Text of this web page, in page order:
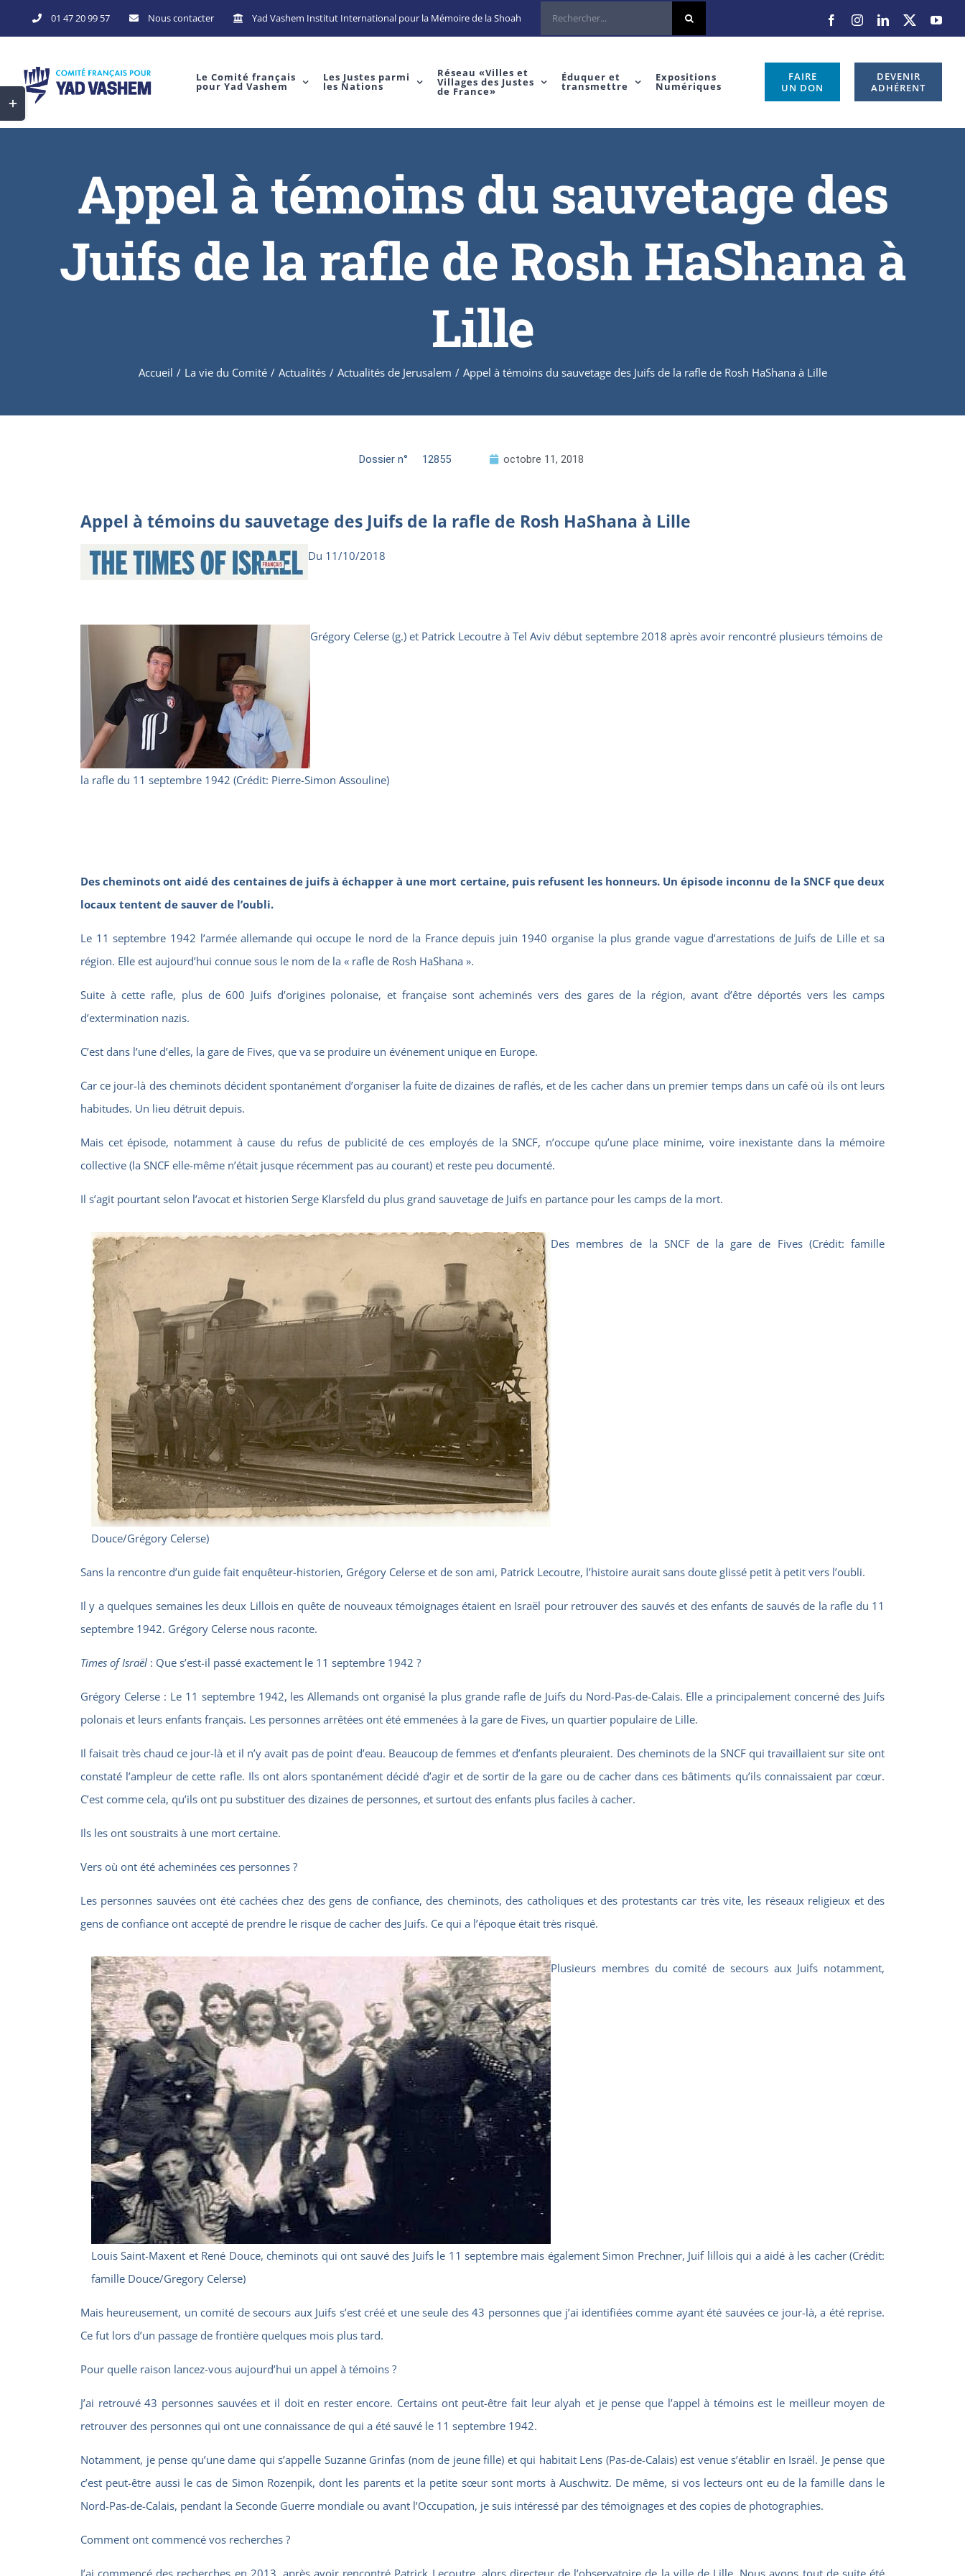
01 47 20 99 57 Nous contacter Yad Vashem Institut International pour la Mémoire de la Shoah
Le Comité français
pour Yad Vashem
Les Justes parmi
les Nations
Réseau «Villes et
Villages des Justes
de France»
Éduquer et
transmettre
Expositions
Numériques
FAIRE
UN DON
DEVENIR
ADHÉRENT
Appel à témoins du sauvetage des
Juifs de la rafle de Rosh HaShana à
Lille
Accueil / La vie du Comité / Actualités / Actualités de Jerusalem / Appel à témoins du sauvetage des Juifs de la rafle de Rosh HaShana à Lille
Dossier n° 12855 octobre 11, 2018
Appel à témoins du sauvetage des Juifs de la rafle de Rosh HaShana à Lille
Du 11/10/2018
Grégory Celerse (g.) et Patrick Lecoutre à Tel Aviv début septembre 2018 après avoir rencontré plusieurs témoins de
la rafle du 11 septembre 1942 (Crédit: Pierre-Simon Assouline)
Des cheminots ont aidé des centaines de juifs à échapper à une mort certaine, puis refusent les honneurs. Un épisode inconnu de la SNCF que deux
locaux tentent de sauver de l’oubli.
Le 11 septembre 1942 l’armée allemande qui occupe le nord de la France depuis juin 1940 organise la plus grande vague d’arrestations de Juifs de Lille et sa
région. Elle est aujourd’hui connue sous le nom de la « rafle de Rosh HaShana ».
Suite à cette rafle, plus de 600 Juifs d’origines polonaise, et française sont acheminés vers des gares de la région, avant d’être déportés vers les camps
d’extermination nazis.
C’est dans l’une d’elles, la gare de Fives, que va se produire un événement unique en Europe.
Car ce jour-là des cheminots décident spontanément d’organiser la fuite de dizaines de raflés, et de les cacher dans un premier temps dans un café où ils ont leurs
habitudes. Un lieu détruit depuis.
Mais cet épisode, notamment à cause du refus de publicité de ces employés de la SNCF, n’occupe qu’une place minime, voire inexistante dans la mémoire
collective (la SNCF elle-même n’était jusque récemment pas au courant) et reste peu documenté.
Il s’agit pourtant selon l’avocat et historien Serge Klarsfeld du plus grand sauvetage de Juifs en partance pour les camps de la mort.
Des membres de la SNCF de la gare de Fives (Crédit: famille
Douce/Grégory Celerse)
Sans la rencontre d’un guide fait enquêteur-historien, Grégory Celerse et de son ami, Patrick Lecoutre, l’histoire aurait sans doute glissé petit à petit vers l’oubli.
Il y a quelques semaines les deux Lillois en quête de nouveaux témoignages étaient en Israël pour retrouver des sauvés et des enfants de sauvés de la rafle du 11
septembre 1942. Grégory Celerse nous raconte.
Times of Israël : Que s’est-il passé exactement le 11 septembre 1942 ?
Grégory Celerse: Le 11 septembre 1942, les Allemands ont organisé la plus grande rafle de Juifs du Nord-Pas-de-Calais. Elle a principalement concerné des Juifs
polonais et leurs enfants français. Les personnes arrêtées ont été emmenées à la gare de Fives, un quartier populaire de Lille.
Il faisait très chaud ce jour-là et il n’y avait pas de point d’eau. Beaucoup de femmes et d’enfants pleuraient. Des cheminots de la SNCF qui travaillaient sur site ont
constaté l’ampleur de cette rafle. Ils ont alors spontanément décidé d’agir et de sortir de la gare ou de cacher dans ces bâtiments qu’ils connaissaient par cœur.
C’est comme cela, qu’ils ont pu substituer des dizaines de personnes, et surtout des enfants plus faciles à cacher.
Ils les ont soustraits à une mort certaine.
Vers où ont été acheminées ces personnes ?
Les personnes sauvées ont été cachées chez des gens de confiance, des cheminots, des catholiques et des protestants car très vite, les réseaux religieux et des
gens de confiance ont accepté de prendre le risque de cacher des Juifs. Ce qui a l’époque était très risqué.
Plusieurs membres du comité de secours aux Juifs notamment,
Louis Saint-Maxent et René Douce, cheminots qui ont sauvé des Juifs le 11 septembre mais également Simon Prechner, Juif lillois qui a aidé à les cacher (Crédit:
famille Douce/Gregory Celerse)
Mais heureusement, un comité de secours aux Juifs s’est créé et une seule des 43 personnes que j’ai identifiées comme ayant été sauvées ce jour-là, a été reprise.
Ce fut lors d’un passage de frontière quelques mois plus tard.
Pour quelle raison lancez-vous aujourd’hui un appel à témoins ?
J’ai retrouvé 43 personnes sauvées et il doit en rester encore. Certains ont peut-être fait leur alyah et je pense que l’appel à témoins est le meilleur moyen de
retrouver des personnes qui ont une connaissance de qui a été sauvé le 11 septembre 1942.
Notamment, je pense qu’une dame qui s’appelle Suzanne Grinfas (nom de jeune fille) et qui habitait Lens (Pas-de-Calais) est venue s’établir en Israël. Je pense que
c’est peut-être aussi le cas de Simon Rozenpik, dont les parents et la petite sœur sont morts à Auschwitz. De même, si vos lecteurs ont eu de la famille dans le
Nord-Pas-de-Calais, pendant la Seconde Guerre mondiale ou avant l’Occupation, je suis intéressé par des témoignages et des copies de photographies.
Comment ont commencé vos recherches ?